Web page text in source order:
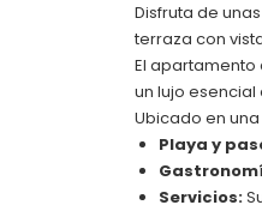
Disfruta de
terraza con
El
un lujo esencial
Ubicado en
Playa y
Servicios: